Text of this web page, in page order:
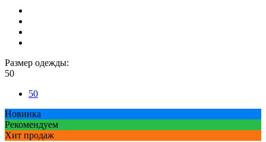
Размер одежды:
50
50
Новинка
Рекомендуем
Хит продаж